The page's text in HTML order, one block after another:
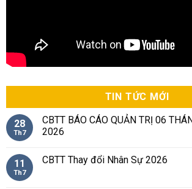
TIN TỨC MỚI
28
Th7
CBTT BÁO CÁO QUẢN TRỊ 06
2026
11
Th7
CBTT Thay đổi Nhân Sự 2026